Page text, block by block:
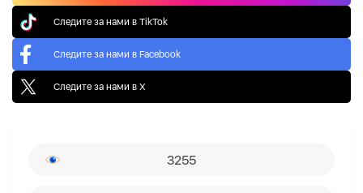
Следите за нами в TikTok
Следите за нами в Facebook
Следите за нами в X
3255